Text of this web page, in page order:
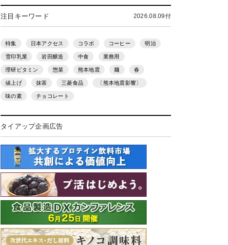
注目キーワード 2026.08.09付
特集 日本アクセス コラボ コーヒー 明治
雪印乳業 岩田醸造 中食 業務用
理研ビタミン 惣菜 熊本地震 麺 春
値上げ 抹茶 三菱食品 〔熊本地震影響〕
味の素 チョコレート
タイアップ企画広告